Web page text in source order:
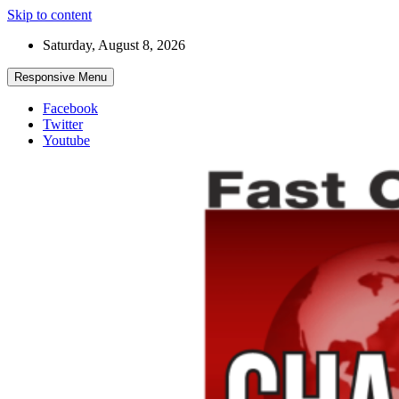
Skip to content
Saturday, August 8, 2026
Responsive Menu
Facebook
Twitter
Youtube